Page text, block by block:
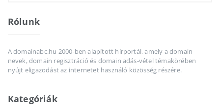
Rólunk
A domainabc.hu 2000-ben alapított hírportál, amely a domain
nevek, domain regisztráció és domain adás-vétel témakörében
nyújt eligazodást az internetet használó közösség részére.
Kategóriák